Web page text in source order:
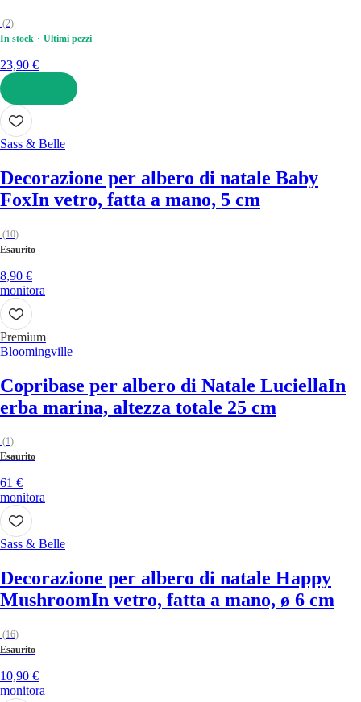
(2)
In stock
Ultimi pezzi
23,90 €
AGGIUNGI
Sass & Belle
Decorazione per albero di natale Baby
FoxIn vetro, fatta a mano, 5 cm
(10)
Esaurito
8,90 €
monitora
Premium
Bloomingville
Copribase per albero di Natale LuciellaIn
erba marina, altezza totale 25 cm
(1)
Esaurito
61 €
monitora
Sass & Belle
Decorazione per albero di natale Happy
MushroomIn vetro, fatta a mano, ø 6 cm
(16)
Esaurito
10,90 €
monitora